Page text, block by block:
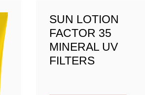
SUN LOTION
FACTOR 35
MINERAL UV
FILTERS